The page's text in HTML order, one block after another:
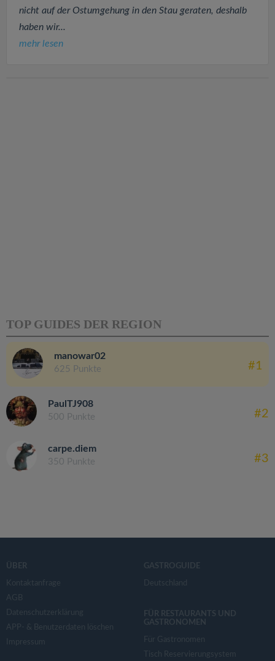
nicht auf der Ostumgehung in den Stau geraten, deshalb
haben wir...
mehr lesen
TOP GUIDES DER REGION
manowar02
625 Punkte #1
PaulTJ908
500 Punkte #2
carpe.diem
350 Punkte #3
ÜBER
Kontaktanfrage
AGB
Datenschutzerklärung
APP- & Benutzerdaten löschen
Impressum
GASTROGUIDE
Deutschland
FÜR RESTAURANTS UND
GASTRONOMEN
Für Gastronomen
Tisch Reservierungsystem